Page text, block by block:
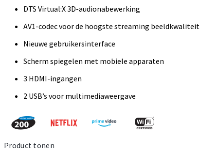
DTS Virtual:X 3D-audionabewerking
AV1-codec voor de hoogste streaming beeldkwaliteit
Nieuwe gebruikersinterface
Scherm spiegelen met mobiele apparaten
3 HDMI-ingangen
2 USB’s voor multimediaweergave
Product tonen